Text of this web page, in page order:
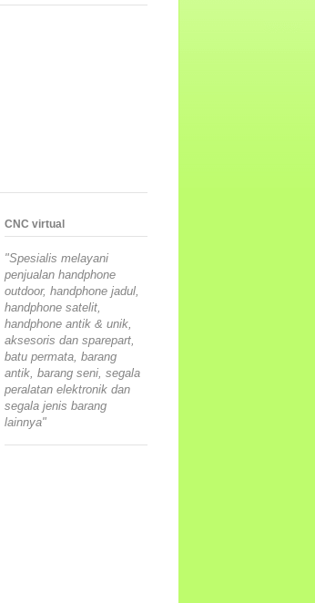
CNC virtual
"Spesialis melayani
penjualan handphone
outdoor, handphone jadul,
handphone satelit,
handphone antik & unik,
aksesoris dan sparepart,
batu permata, barang
antik, barang seni, segala
peralatan elektronik dan
segala jenis barang
lainnya"